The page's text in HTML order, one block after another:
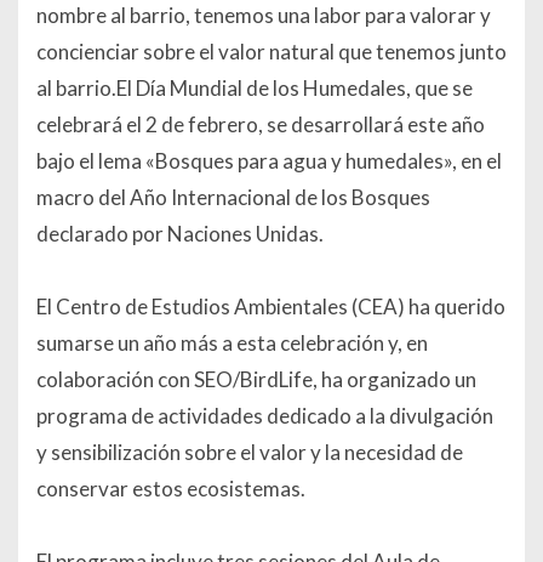
nombre al barrio, tenemos una labor para valorar y
concienciar sobre el valor natural que tenemos junto
al barrio.El Día Mundial de los Humedales, que se
celebrará el 2 de febrero, se desarrollará este año
bajo el lema «Bosques para agua y humedales», en el
macro del Año Internacional de los Bosques
declarado por Naciones Unidas.
El Centro de Estudios Ambientales (CEA) ha querido
sumarse un año más a esta celebración y, en
colaboración con SEO/BirdLife, ha organizado un
programa de actividades dedicado a la divulgación
y sensibilización sobre el valor y la necesidad de
conservar estos ecosistemas.